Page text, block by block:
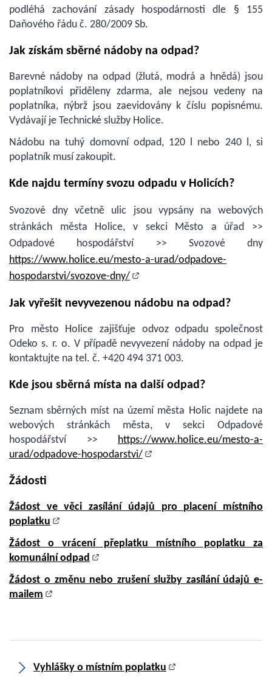
podléhá zachování zásady hospodárnosti dle § 155
Daňového řádu č. 280/2009 Sb.
Jak získám sběrné nádoby na odpad?
Barevné nádoby na odpad (žlutá, modrá a hnědá) jsou
poplatníkovi přiděleny zdarma, ale nejsou vedeny na
poplatníka, nýbrž jsou zaevidovány k číslu popisnému.
Vydávají je Technické služby Holice.
Nádobu na tuhý domovní odpad, 120 l nebo 240 l, si
poplatník musí zakoupit.
Kde najdu termíny svozu odpadu v Holicích?
Svozové dny včetně ulic jsou vypsány na webových
stránkách města Holice, v sekci Město a úřad >>
Odpadové hospodářství >> Svozové dny
https://www.holice.eu/mesto-a-urad/odpadove-
hospodarstvi/svozove-dny/
Jak vyřešit nevyvezenou nádobu na odpad?
Pro město Holice zajišťuje odvoz odpadu společnost
Odeko s. r. o. V případě nevyvezení nádoby na odpad je
kontaktujte na tel. č. +420 494 371 003.
Kde jsou sběrná místa na další odpad?
Seznam sběrných míst na území města Holic najdete na
webových stránkách města, v sekci Odpadové
hospodářství ˃˃ https://www.holice.eu/mesto-a-
urad/odpadove-hospodarstvi/
Žádosti
Žádost ve věci zasílání údajů pro placení místního
poplatku
Žádost o vrácení přeplatku místního poplatku za
komunální odpad
Žádost o změnu nebo zrušení služby zasílání údajů e-
mailem
Vyhlášky o místním poplatku